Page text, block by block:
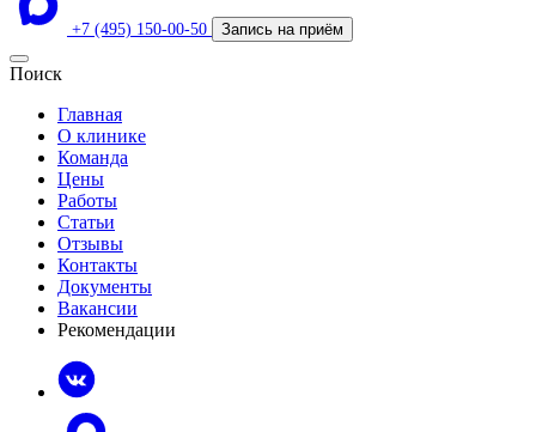
+7 (495) 150-00-50 Запись на приём
Поиск
Главная
О клинике
Команда
Цены
Работы
Статьи
Отзывы
Контакты
Документы
Вакансии
Рекомендации